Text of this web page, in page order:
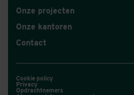
Onze projecten
Onze kantoren
Contact
Cookie policy
Privacy
Opdrachtnemers